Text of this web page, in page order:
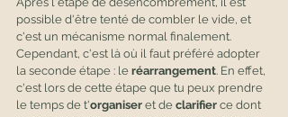
possible d'être tenté de combler le vide, et
c'est un mécanisme normal finalement.
Cependant, c'est là où il faut préféré adopter
la seconde étape : le réarrangement. En effet,
c'est lors de cette étape que tu peux prendre
le temps de t'organiser et de clarifier ce dont